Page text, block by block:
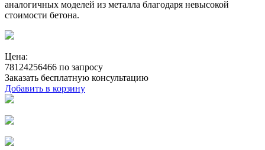
аналогичных моделей из металла благодаря невысокой
стоимости бетона.
Цена:
78124256466 по запросу
Заказать бесплатную консультацию
Добавить в корзину